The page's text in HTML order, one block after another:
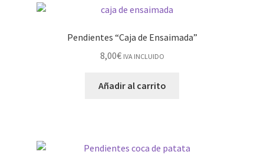
Pendientes “Caja de Ensaimada”
8,00€ IVA INCLUIDO
Añadir al carrito